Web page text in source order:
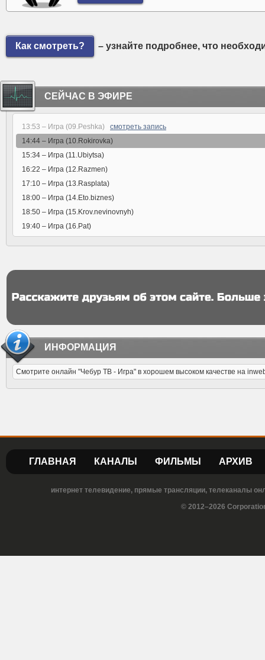
Как смотреть? – узнайте подробнее, что
СЕЙЧАС В ЭФИРЕ
13:53 – Игра (09.Peshka) смотреть запись
14:44 – Игра (10.Rokirovka)
15:34 – Игра (11.Ubiytsa)
16:22 – Игра (12.Razmen)
17:10 – Игра (13.Rasplata)
18:00 – Игра (14.Eto.biznes)
18:50 – Игра (15.Krov.nevinovnyh)
19:40 – Игра (16.Pat)
ИНФОРМАЦИЯ
Смотрите онлайн "Чебур ТВ - Игра" в хорошем высоком качестве на
ГЛАВНАЯ КАНАЛЫ ФИЛЬМЫ АРХИВ
интернет телевидение, прямые трансляции, телеканалы
© 2012–2026